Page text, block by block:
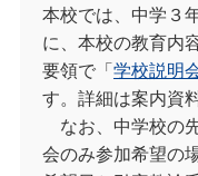
本校では、中学３
に、本校の教育内
要領で「 学校説明
す。詳細は案内資
なお、中学校の
会のみ参加希望の